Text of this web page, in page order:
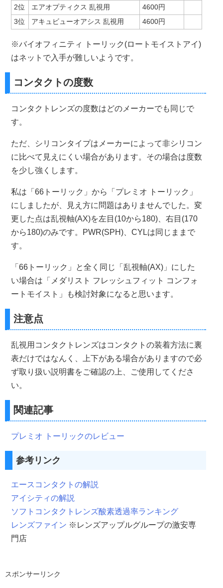
2位 エアオプティクス 乱視用
4600円
3位
アキュビューオアシス 乱視用 4600円
※バイオフィニティ トーリック(ロートモイストアイ)
はネットで入手が難しいようです。
コンタクトの度数
コンタクトレンズの度数はどのメーカーでも同じで
す。
ただ、シリコンタイプはメーカーによって非シリコン
に比べて見えにくい場合があります。その場合は度数
を少し強くします。
私は「66トーリック」から「プレミオ トーリック」
にしましたが、見え方に問題はありませんでした。変
更した点は乱視軸(AX)を左目(10から180)、右目(170
から180)のみです。PWR(SPH)、CYLは同じままで
す。
「66トーリック」と全く同じ「乱視軸(AX)」にした
い場合は「メダリスト フレッシュフィット コンフォ
ートモイスト」も検討対象になると思います。
注意点
乱視用コンタクトレンズはコンタクトの装着方法に裏
表だけではなんく、上下がある場合がありますので必
ず取り扱い説明書をご確認の上、ご使用してくださ
い。
関連記事
プレミオ トーリックのレビュー
参考リンク
エースコンタクトの解説
アイシティの解説
ソフトコンタクトレンズ酸素透過率ランキング
レンズファイン ※レンズアップルグループの激安専
門店
スポンサーリンク